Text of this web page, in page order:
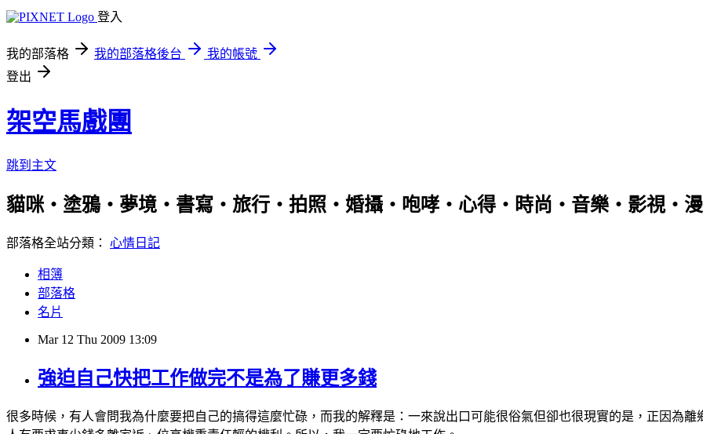
登入
我的部落格 我的部落格後台
我的帳號
登出
架空馬戲團
跳到主文
貓咪‧塗鴉‧夢境‧書寫‧旅行‧拍照‧婚攝‧咆哮‧心得‧時尚‧音樂‧影視‧
部落格全站分類： 心情日記
相簿
部落格
名片
Mar 12 Thu 2009 13:09
強迫自己快把工作做完不是為了賺更多錢
很多時候，有人會問我為什麼要把自己的搞得這麼忙碌，而我的解釋是：一來說出口可能很俗氣但卻也很現實的是，正因為